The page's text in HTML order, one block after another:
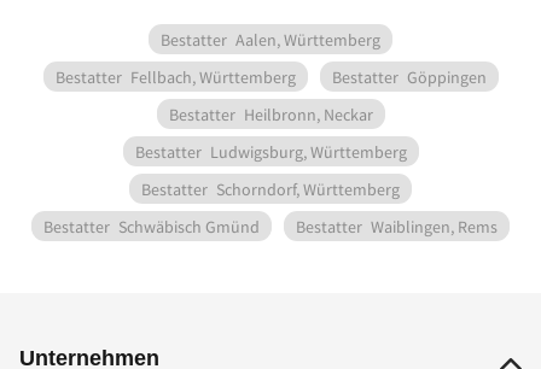
Bestatter Aalen, Württemberg
Bestatter Fellbach, Württemberg Bestatter Göppingen
Bestatter Heilbronn, Neckar
Bestatter Ludwigsburg, Württemberg
Bestatter Schorndorf, Württemberg
Bestatter Schwäbisch Gmünd Bestatter Waiblingen, Rems
Unternehmen